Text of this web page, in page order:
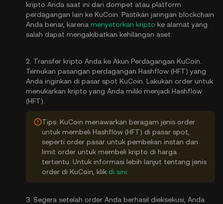
kripto Anda saat ini dari dompet atau platform
perdagangan lain ke KuCoin. Pastikan jaringan blockchain
Anda benar, karena menyetorkan kripto ke alamat yang
salah dapat mengakibatkan kehilangan aset.
2. Transfer kripto Anda ke Akun Perdagangan KuCoin.
Temukan pasangan perdagangan Hashflow (HFT) yang
Anda inginkan di pasar spot KuCoin. Lakukan order untuk
menukarkan kripto yang Anda miliki menjadi Hashflow
(HFT).
Tips: KuCoin menawarkan beragam jenis order
untuk membeli Hashflow (HFT) di pasar spot,
seperti order pasar untuk pembelian instan dan
limit order untuk membeli kripto di harga
tertentu. Untuk informasi lebih lanjut tentang jenis
order di KuCoin, klik di sini
3. Segera setelah order Anda berhasil dieksekusi, Anda